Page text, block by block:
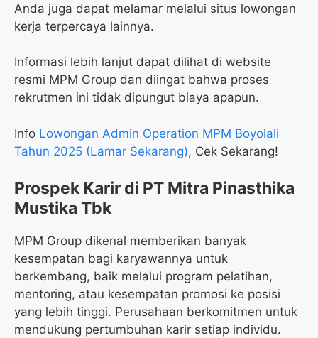
Anda juga dapat melamar melalui situs lowongan
kerja terpercaya lainnya.
Informasi lebih lanjut dapat dilihat di website
resmi MPM Group dan diingat bahwa proses
rekrutmen ini tidak dipungut biaya apapun.
Info Lowongan Admin Operation MPM Boyolali
Tahun 2025 (Lamar Sekarang), Cek Sekarang!
Prospek Karir di PT Mitra Pinasthika
Mustika Tbk
MPM Group dikenal memberikan banyak
kesempatan bagi karyawannya untuk
berkembang, baik melalui program pelatihan,
mentoring, atau kesempatan promosi ke posisi
yang lebih tinggi. Perusahaan berkomitmen untuk
mendukung pertumbuhan karir setiap individu.